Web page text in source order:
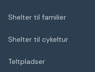
Shelter til familier
Shelter til cykeltur
Teltpladser